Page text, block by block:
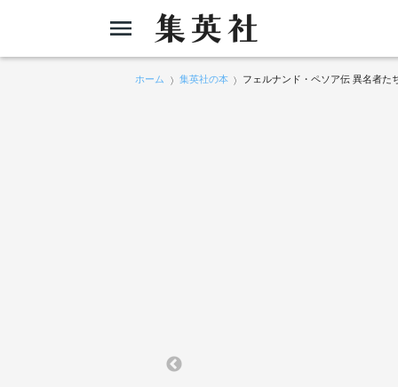
ホーム 集英社の本 フェルナンド・ペソア伝 異名者た